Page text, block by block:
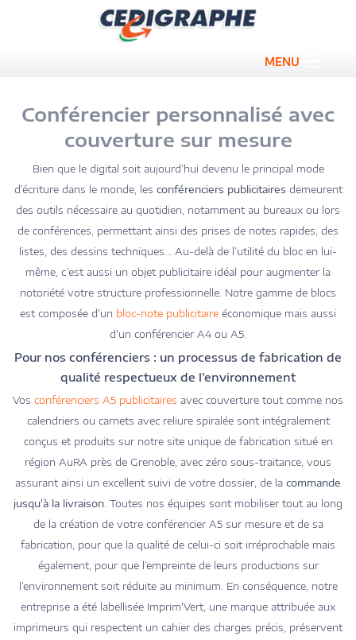
MENU
Carnet publicitaire
Conférencier personnalisé
Calendrier personnalisé
Sous main personnalisé
Promos
Qui sommes nous ?
Contact
Conférencier personnalisé avec
couverture sur mesure
Bien que le digital soit aujourd’hui devenu le principal mode
d’écriture dans le monde, les conférenciers publicitaires demeurent
des outils nécessaire au quotidien, notamment au bureaux ou lors
de conférences, permettant ainsi des prises de notes rapides, des
listes, des dessins techniques… Au-delà de l’utilité du bloc en lui-
même, c’est aussi un objet publicitaire idéal pour augmenter la
notoriété votre structure professionnelle. Notre gamme de blocs
est composée d'un bloc-note publicitaire économique mais aussi
d'un conférencier A4 ou A5.
Pour nos conférenciers : un processus de fabrication de
qualité respectueux de l’environnement
Vos conférenciers A5 publicitaires avec couverture tout comme nos
calendriers ou carnets avec reliure spiralée sont intégralement
conçus et produits sur notre site unique de fabrication situé en
région AuRA près de Grenoble, avec zéro sous-traitance, vous
assurant ainsi un excellent suivi de votre dossier, de la commande
jusqu'à la livraison . Toutes nos équipes sont mobiliser tout au long
de la création de votre conférencier A5 sur mesure et de sa
fabrication, pour que la qualité de celui-ci soit irréprochable mais
également, pour que l’empreinte de leurs productions sur
l’environnement soit réduite au minimum. En conséquence, notre
entreprise a été labellisée Imprim'Vert, une marque attribuée aux
imprimeurs qui respectent un cahier des charges précis, préservent